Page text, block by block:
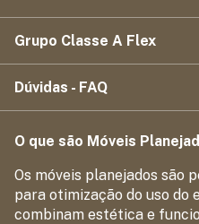
Grupo Classe A Flex
Dúvidas - FAQ
O que são Móveis
Os móveis planejados são
para otimização do uso do
combinam estética e